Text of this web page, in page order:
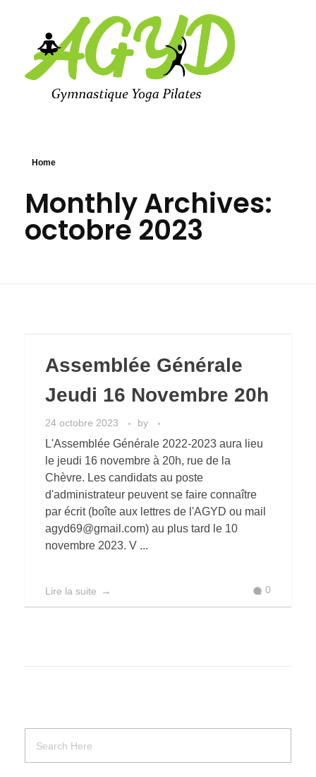
Home
Monthly Archives:
octobre 2023
Assemblée Générale
Jeudi 16 Novembre 20h
24 octobre 2023 by
L'Assemblée Générale 2022-2023 aura lieu
le jeudi 16 novembre à 20h, rue de la
Chèvre. Les candidats au poste
d'administrateur peuvent se faire connaître
par écrit (boîte aux lettres de l'AGYD ou mail
agyd69@gmail.com) au plus tard le 10
novembre 2023. V ...
Lire la suite 0